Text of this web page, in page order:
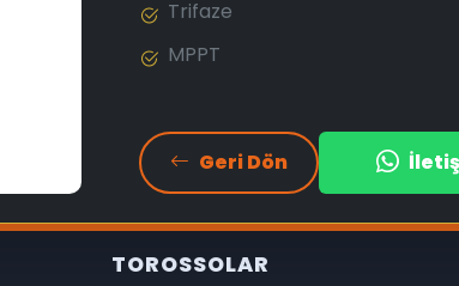
Trifaze
MPPT
Geri Dön
TOROSSOLAR